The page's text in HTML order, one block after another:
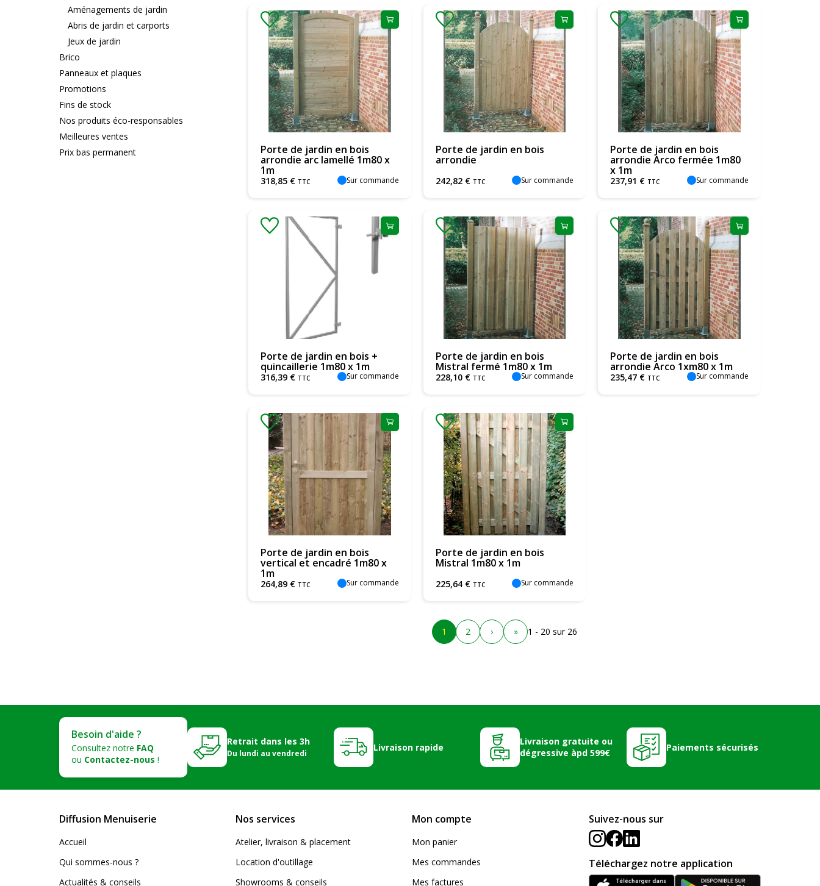
Aménagements de jardin
Abris de jardin et carports
Jeux de jardin
Brico
Panneaux et plaques
Promotions
Fins de stock
Nos produits éco-responsables
Meilleures ventes
Prix bas permanent
Porte de jardin en bois
arrondie arc lamellé 1m80 x
1m
318,85 € TTC Sur commande
Porte de jardin en bois
arrondie
242,82€ TTC Sur commande
Porte de jardin en bois
arrondie Arco fermée 1m80
x 1m
237,91 € TTC Sur commande
Porte de jardin en bois +
quincaillerie 1m80 x 1m
316,39 € TTC Sur commande
Porte de jardin en bois
Mistral fermé 1m80 x 1m
228,10€ TTC Sur commande
Porte de jardin en bois
arrondie Arco 1xm80 x 1m
235,47 € TTC Sur commande
Porte de jardin en bois
vertical et encadré 1m80 x
1m
264,89 € TTC Sur commande
Porte de jardin en bois
Mistral 1m80 x 1m
225,64€ TTC Sur commande
1 2 › » 1 - 20 sur 26
Besoin d'aide ?
Consultez notre FAQ
ou Contactez-nous !
Retrait dans les 3h
Du lundi au vendredi
Livraison rapide
Livraison gratuite ou
dégressive àpd 599€
Paiements sécurisés
Diffusion Menuiserie
Accueil
Qui sommes-nous ?
Actualités & conseils
Nos services
Atelier, livraison & placement
Location d'outillage
Showrooms & conseils
Mon compte
Mon panier
Mes commandes
Mes factures
Suivez-nous sur
Téléchargez notre application